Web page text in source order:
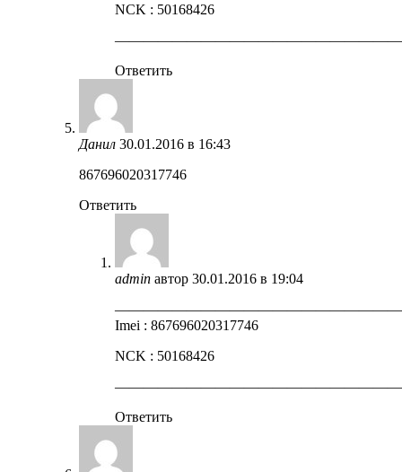
NCK : 50168426
Ответить
Данил 30.01.2016 в 16:43
867696020317746
Ответить
admin автор 30.01.2016 в 19:04
Imei : 867696020317746
NCK : 50168426
Ответить